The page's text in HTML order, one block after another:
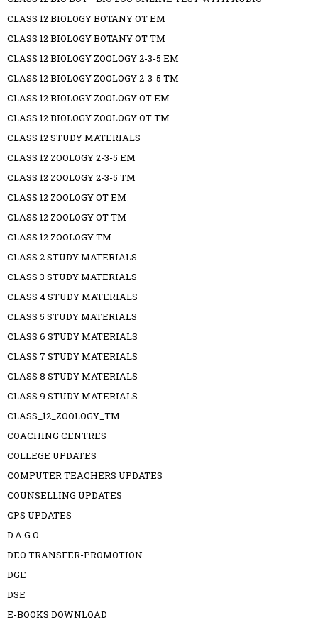
CLASS 12 BIOLOGY BOTANY OT EM
CLASS 12 BIOLOGY BOTANY OT TM
CLASS 12 BIOLOGY ZOOLOGY 2-3-5 EM
CLASS 12 BIOLOGY ZOOLOGY 2-3-5 TM
CLASS 12 BIOLOGY ZOOLOGY OT EM
CLASS 12 BIOLOGY ZOOLOGY OT TM
CLASS 12 STUDY MATERIALS
CLASS 12 ZOOLOGY 2-3-5 EM
CLASS 12 ZOOLOGY 2-3-5 TM
CLASS 12 ZOOLOGY OT EM
CLASS 12 ZOOLOGY OT TM
CLASS 12 ZOOLOGY TM
CLASS 2 STUDY MATERIALS
CLASS 3 STUDY MATERIALS
CLASS 4 STUDY MATERIALS
CLASS 5 STUDY MATERIALS
CLASS 6 STUDY MATERIALS
CLASS 7 STUDY MATERIALS
CLASS 8 STUDY MATERIALS
CLASS 9 STUDY MATERIALS
CLASS_12_ZOOLOGY_TM
COACHING CENTRES
COLLEGE UPDATES
COMPUTER TEACHERS UPDATES
COUNSELLING UPDATES
CPS UPDATES
D.A G.O
DEO TRANSFER-PROMOTION
DGE
DSE
E-BOOKS DOWNLOAD